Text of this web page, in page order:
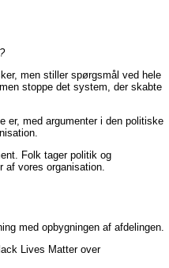
men stiller spørgsmål ved hele
stoppe det system, der skabte
er, med argumenter i den politiske
Folk tager politik og
af vores organisation.
med opbygningen af afdelingen.
Lives Matter over